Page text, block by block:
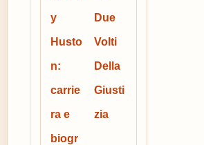
y
Husto
n:
carrie
ra e
biogr
Due
Volti
Della
Giusti
zia